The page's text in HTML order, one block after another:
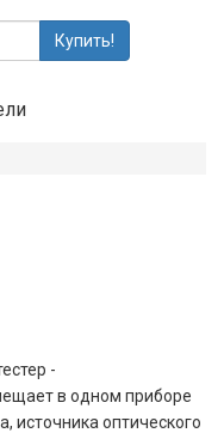
Купить!
-
в одном приборе
источника оптического